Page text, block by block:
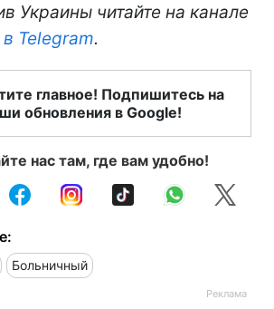
Украины читайте на канале
Telegram.
главное! Подпишитесь на
обновления в Google!
нас там, где вам удобно!
Больничный